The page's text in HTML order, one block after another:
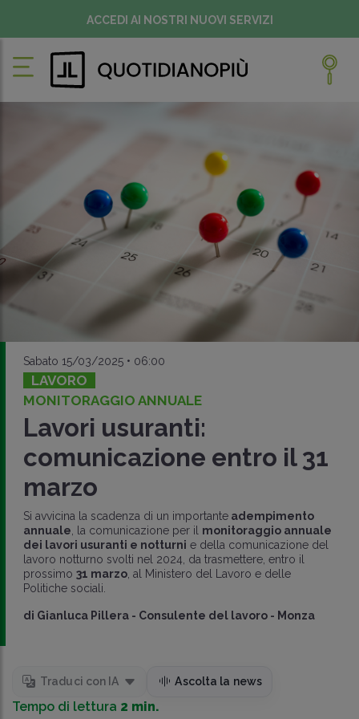
ACCEDI AI NOSTRI NUOVI SERVIZI
Sabato 15/03/2025 • 06:00
LAVORO
MONITORAGGIO ANNUALE
Lavori usuranti:
comunicazione entro il 31
marzo
Si avvicina la scadenza di un importanteadempimento
annuale , la comunicazione per il monitoraggio annuale
dei lavori usuranti e notturni e della comunicazione del
lavoro notturno svolti nel 2024, da trasmettere, entro il
prossimo 31 marzo, al Ministero del Lavoro e delle
Politiche sociali.
di Gianluca Pillera - Consulente del lavoro - Monza
Traduci con IA Ascolta la news
Tempo di lettura 2 min.